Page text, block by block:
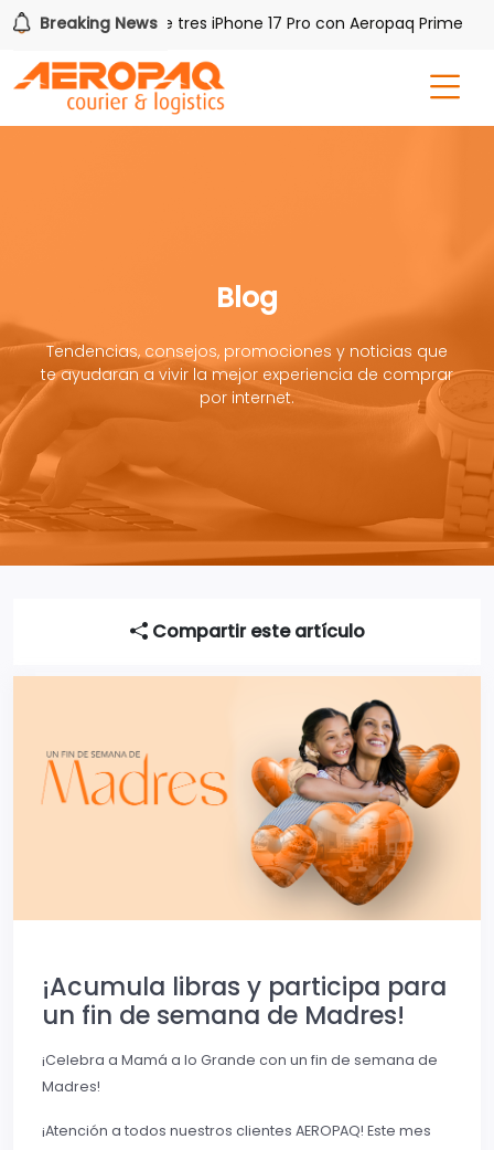
Breaking News
Gana uno de tres iPhone 17 Pro con Aeropaq Prime
Blog
Tendencias, consejos, promociones y noticias que
te ayudaran a vivir la mejor experiencia de comprar
por internet.
Compartir este artículo
¡Acumula libras y participa para
un fin de semana de Madres!
¡Celebra a Mamá a lo Grande con un fin de semana de
Madres!
¡Atención a todos nuestros clientes AEROPAQ! Este mes